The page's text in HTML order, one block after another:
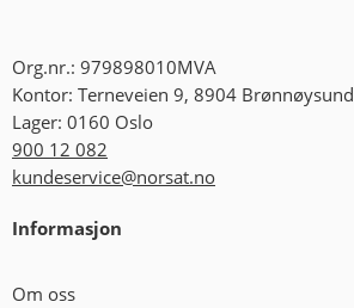
Org.nr.: 979898010MVA
Kontor: Terneveien 9, 8904 Brønnøysund
Lager: 0160 Oslo
900 12 082
kundeservice@norsat.no
Informasjon
Om oss